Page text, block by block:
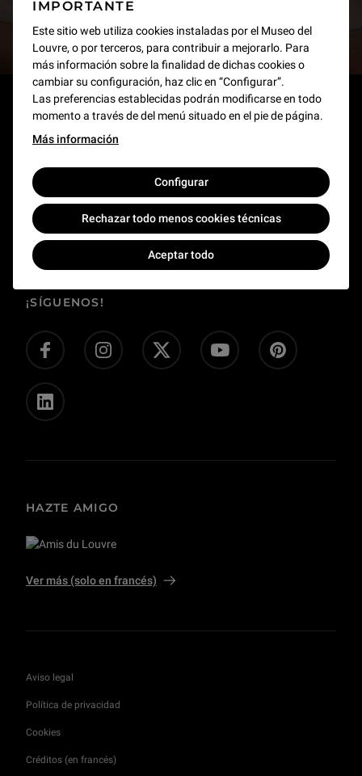
IMPORTANTE
Este sitio web utiliza cookies instaladas por el Museo del
Louvre, o por terceros, para contribuir a mejorarlo. Para
más información sobre la finalidad de dichas cookies o
cambiar su configuración, haz clic en “Configurar”.
Las preferencias establecidas podrán modificarse en todo
momento a través de del menú situado en el pie de página.
Más información
Configurar
Rechazar todo menos cookies técnicas
Aceptar todo
Inscrivez-vous
ACERCA DEL MUSEO
El Louvre en Francia y en el mundo
Reglamento de visita
Préstamos y depósitos
SITIOS CONEXOS
Taquilla
Tienda online
Colección
Corpus
Sala de prensa
SOPORTE
Preguntas frecuentes
Empleo (en francés)
Privatización de espacios
¡Danos tu opinión!
¡SÍGUENOS!
HAZTE AMIGO
Ver más (solo en francés)
Aviso legal
Política de privacidad
Cookies
Créditos (en francés)